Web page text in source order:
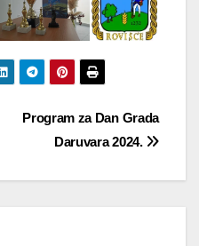
Program za Dan Grada
Daruvara 2024.